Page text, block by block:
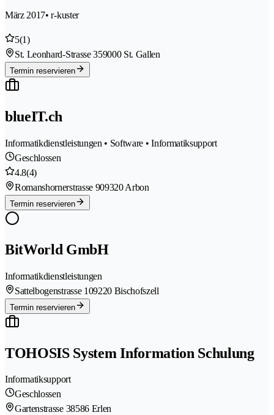
März 2017• r-kuster
5(1)
St. Leonhard-Strasse 359000 St. Gallen
Termin reservieren
blueIT.ch
Informatikdienstleistungen • Software • Informatiksupport
Geschlossen
4.8(4)
Romanshornerstrasse 909320 Arbon
Termin reservieren
BitWorld GmbH
Informatikdienstleistungen
Sattelbogenstrasse 109220 Bischofszell
Termin reservieren
TOHOSIS System Information Schulung
Informatiksupport
Geschlossen
Gartenstrasse 38586 Erlen